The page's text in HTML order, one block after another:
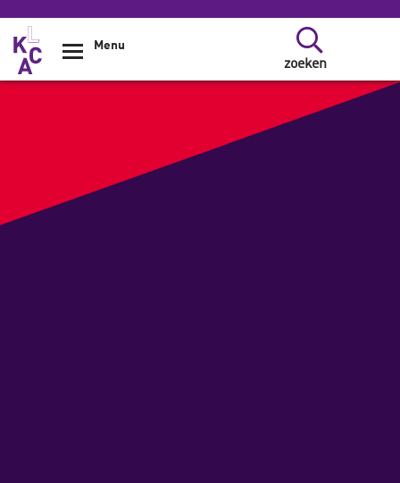
Overslaan en naar de inhoud gaan
zoeken
Menu